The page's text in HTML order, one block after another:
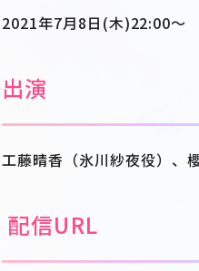
2021年7月8日(木)22:00～
出演
工藤晴香（氷川紗夜役）、
配信URL